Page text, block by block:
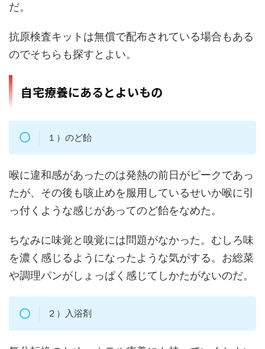
だ。
抗原検査キットは無償で配布されている場合もある
のでそちらも探すとよい。
自宅療養にあるとよいもの
１）のど飴
喉に違和感があったのは発熱の前日がピークであっ
たが、その後も咳止めを服用しているせいか喉に引
っ付くような感じがあってのど飴をなめた。
ちなみに味覚と嗅覚には問題がなかった。むしろ味
を濃く感じるようになったような気がする。お総菜
や調理パンがしょっぱく感じてしかたがないのだ。
２）入浴剤